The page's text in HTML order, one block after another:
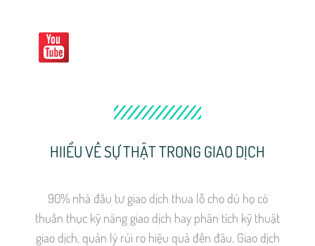
HIIỂU VỀ SỰ THẬT TRONG GIAO DỊCH
90% nhà đầu tư giao dịch thua lỗ cho dù họ có
thuần thục kỹ năng giao dịch hay phân tích kỹ thuật
giao dịch, quản lý rủi ro hiệu quả đến đâu. Giao dịch